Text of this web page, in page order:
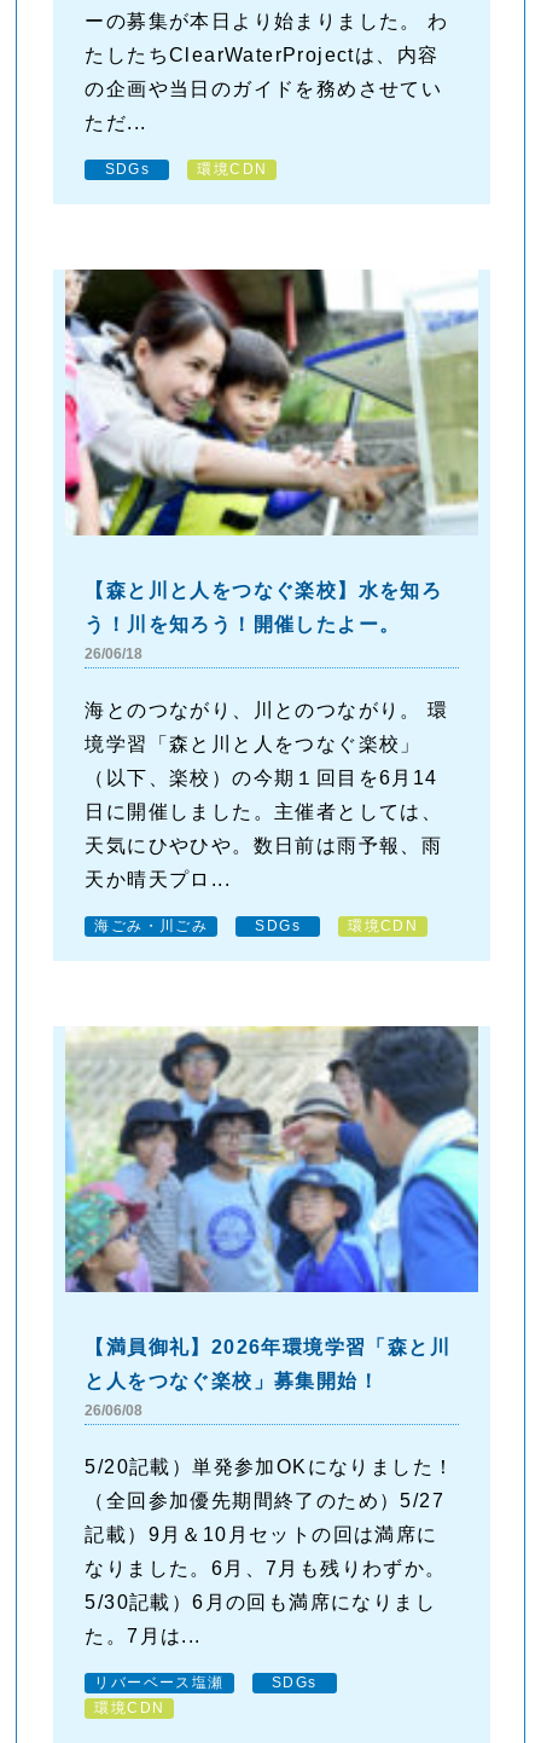
ーの募集が本日より始まりました。 わ
たしたちClearWaterProjectは、内容
の企画や当日のガイドを務めさせてい
ただ...
SDGs 環境CDN
【森と川と人をつなぐ楽校】水を知ろ
う！川を知ろう！開催したよー。
26/06/18
海とのつながり、川とのつながり。 環
境学習「森と川と人をつなぐ楽校」
（以下、楽校）の今期１回目を6月14
日に開催しました。主催者としては、
天気にひやひや。数日前は雨予報、雨
天か晴天プロ...
海ごみ・川ごみ SDGs 環境CDN
【満員御礼】2026年環境学習「森と川
と人をつなぐ楽校」募集開始！
26/06/08
5/20記載）単発参加OKになりました！
（全回参加優先期間終了のため）5/27
記載）9月＆10月セットの回は満席に
なりました。6月、7月も残りわずか。
5/30記載）6月の回も満席になりまし
た。7月は...
リバーベース塩瀬
SDGs
環境CDN